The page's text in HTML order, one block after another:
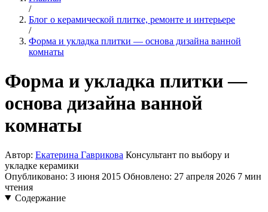
/
Блог о керамической плитке, ремонте и интерьере
/
Форма и укладка плитки — основа дизайна ванной
комнаты
Форма и укладка плитки —
основа дизайна ванной
комнаты
Автор: Екатерина Гаврикова Консультант по выбору и
укладке керамики
Опубликовано: 3 июня 2015 Обновлено: 27 апреля 2026 7 мин
чтения
Содержание